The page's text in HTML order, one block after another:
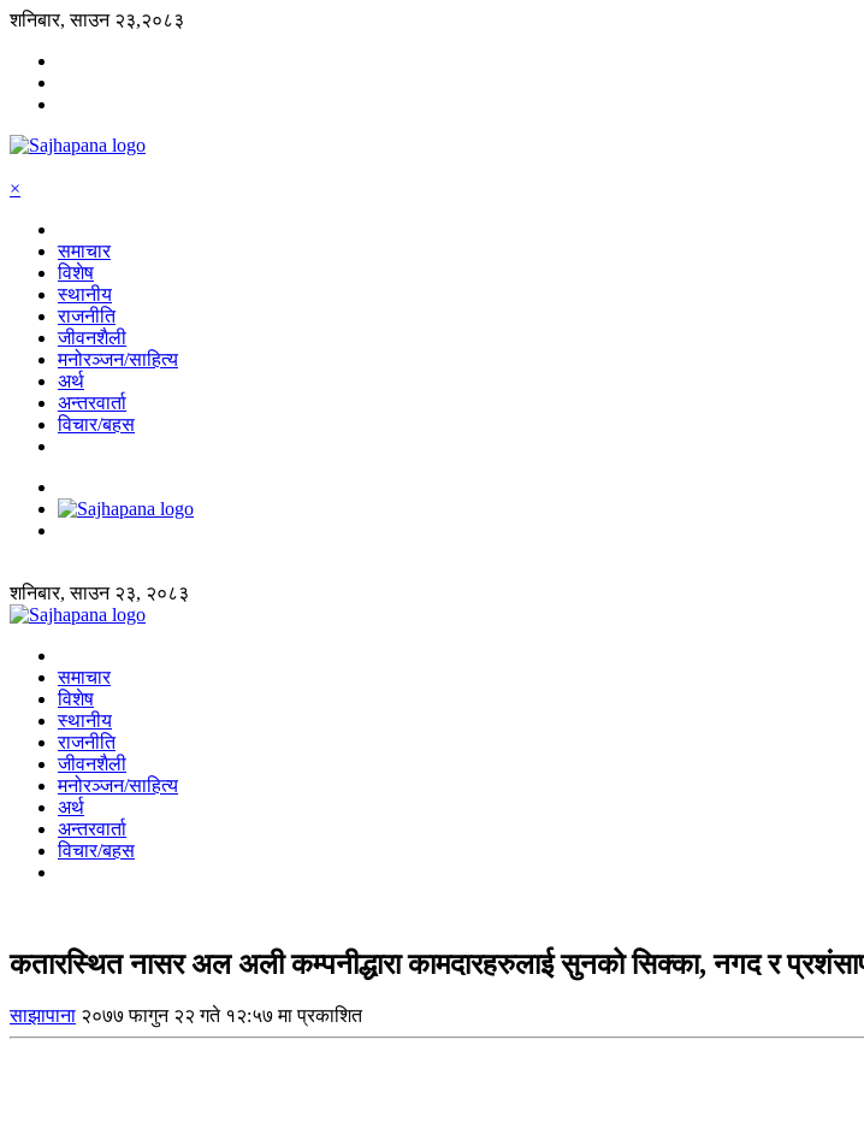
शनिबार, साउन २३,२०८३
×
समाचार
विशेष
स्थानीय
राजनीति
जीवनशैली
मनोरञ्जन/साहित्य
अर्थ
अन्तरवार्ता
विचार/बहस
शनिबार, साउन २३, २०८३
समाचार
विशेष
स्थानीय
राजनीति
जीवनशैली
मनोरञ्जन/साहित्य
अर्थ
अन्तरवार्ता
विचार/बहस
कतारस्थित नासर अल अली कम्पनीद्धारा कामदारहरुलाई सुनको सिक्का, नगद र
साझापाना २०७७ फागुन २२ गते १२:५७ मा प्रकाशित